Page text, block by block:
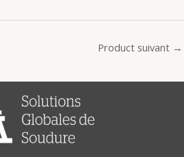
Product suivant →